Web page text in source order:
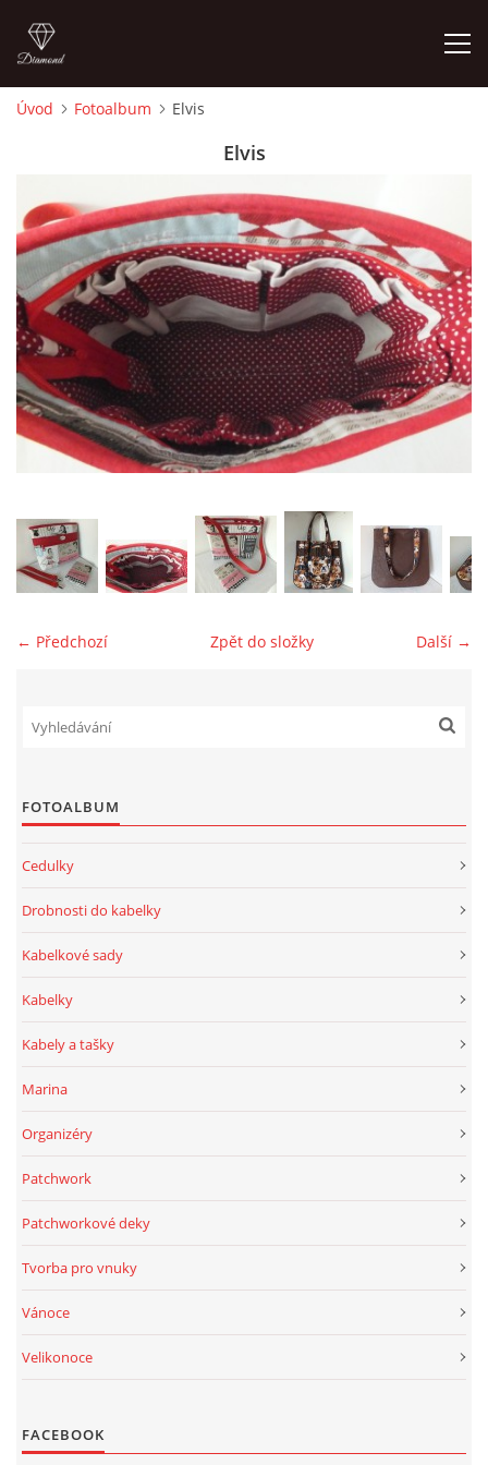
FOTOALBUM
CEDULKY
MOJE POSLEDNÍ PRÁCE
jk-laguna@seznam.cz
© 2025 eStránky.cz
Úvod Fotoalbum Elvis
Elvis
← Předchozí Další →
Zpět do složky
FOTOALBUM
Cedulky
Drobnosti do kabelky
Kabelkové sady
Kabelky
Kabely a tašky
Marina
Organizéry
Patchwork
Patchworkové deky
Tvorba pro vnuky
Vánoce
Velikonoce
FACEBOOK